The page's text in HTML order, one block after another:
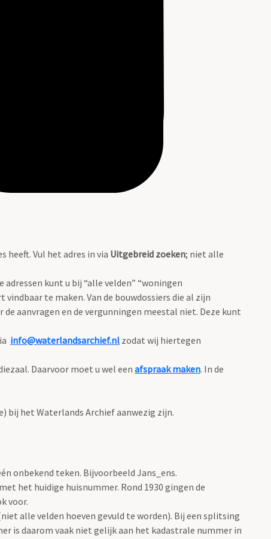
heeft. Vul het adres in via Uitgebreid zoeken; niet alle
kunt u bij “alle velden” “woningen
te maken. Van de bouwdossiers die al zijn
aanvragen en de vergunningen meestal niet. Deze kunt
info@waterlandsarchief.nl zodat wij hiertegen
Daarvoor moet u wel een afspraak maken. In de
bij het Waterlands Archief aanwezig zijn.
onbekend teken. Bijvoorbeeld Jans_ens.
het huidige huisnummer. Rond 1930 gingen de
voor.
alle velden hoeven gevuld te worden). Bij een splitsing
is daarom vaak niet gelijk aan het kadastrale nummer in